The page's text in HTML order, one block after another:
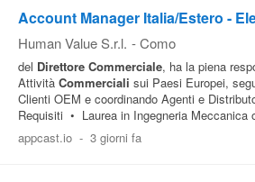
Account Manager Italia/Estero -
Human Value S.r.l. - Como
del Direttore Commerciale, ha la piena
Attività Commerciali sui Paesi Europei,
Clienti OEM e coordinando Agenti e
Requisiti • Laurea in Ingegneria Meccanica
appcast.io - 3 giorni fa